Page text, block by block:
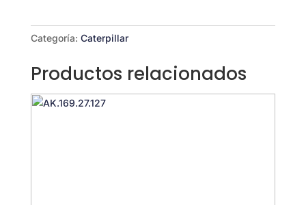
Categoría: Caterpillar
Productos relacionados